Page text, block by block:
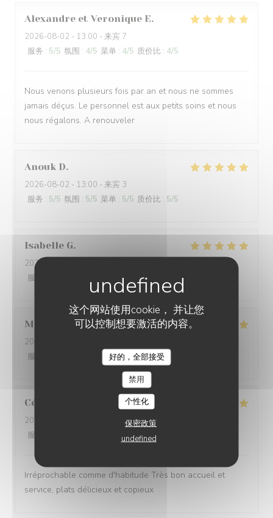
这个网站使用cookie， 并让您
可以控制想要激活的内容。
好的，全部接受
禁用
个性化
保密政策
undefined
Alexandre et Veronique E
2026-08-02 - 13:00 - 来宾 7
服务 : 5/5 氛围 : 4/5 菜单 : 4/5 质价比 : 4/5
Nous venons plusieurs fois par an et nous ne sommes
jamais déçus. Le personnel est aux petits soins et nous
nous régalons. A renouveler
Anouk D
2026-08-02 - 13:00 - 来宾 3
服务 : 5/5 氛围 : 5/5 菜单 : 5/5 质价比 : 5/5
Isabelle G
2026-08-01
服务
4 质价比
Mathéo
2026-07-31
服务
菜单:5 /5 质价比:
Céline
2026-08-02
- 12:30 - 来宾 6
服务
5/5 质价比
Irréprochable comme d'habitude Très bon accueil et
service, plats délicieux et copieux
L'AILE ET LA CUISSE